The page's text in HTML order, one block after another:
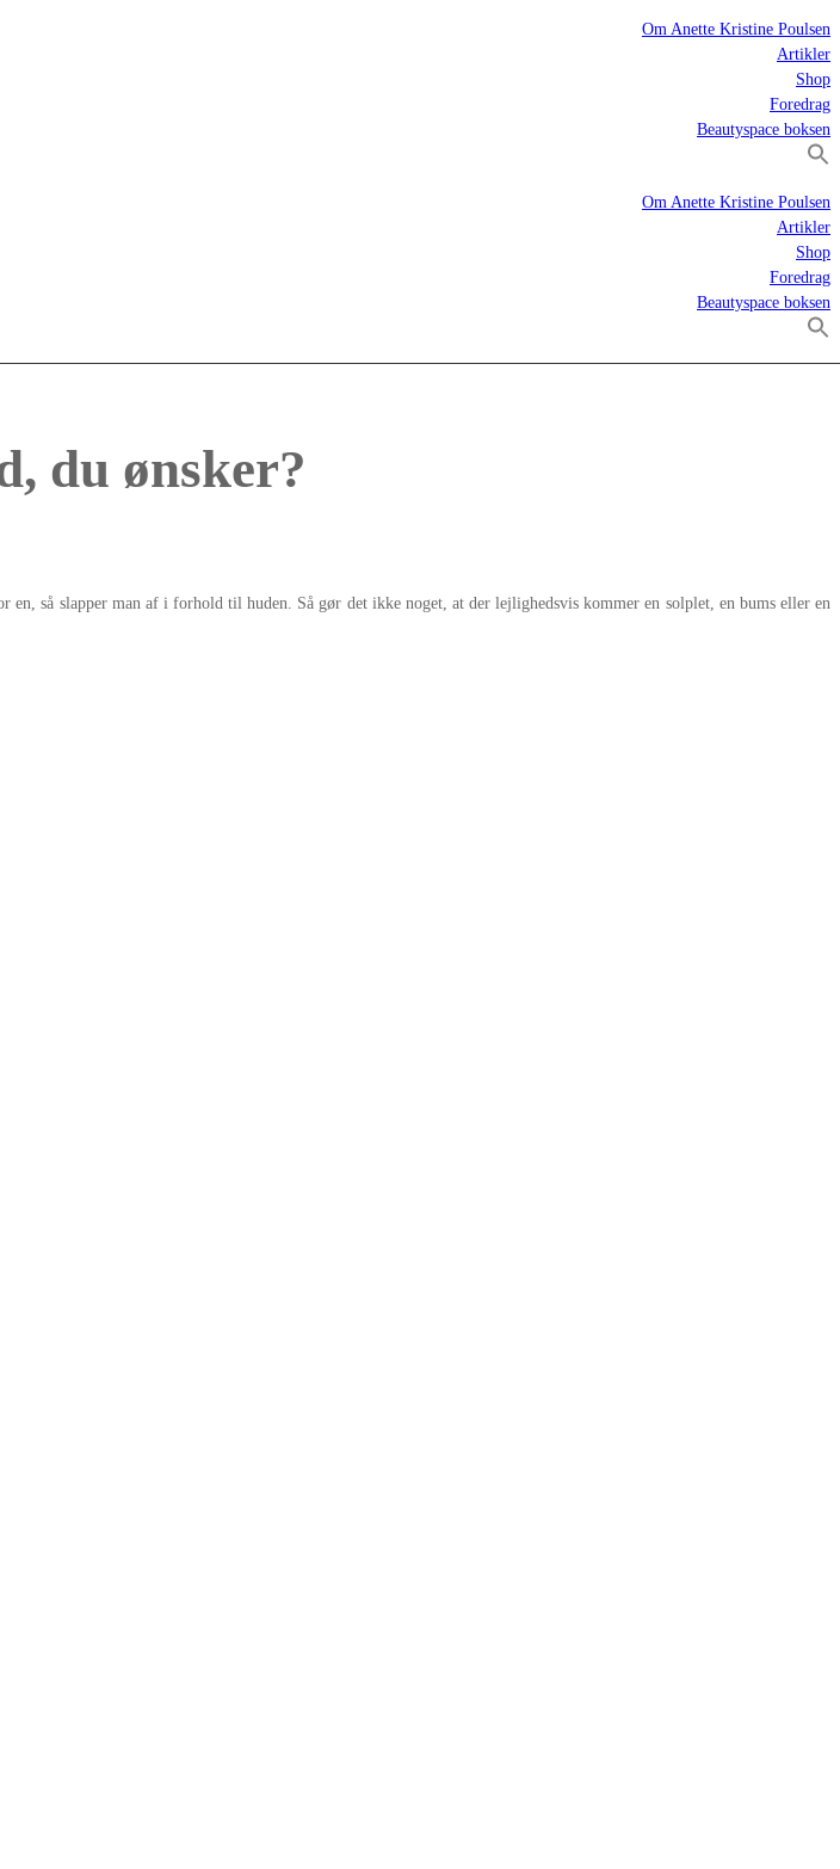
Om Anette Kristine Poulsen
Artikler
Shop
Foredrag
Beautyspace boksen
Om Anette Kristine Poulsen
Artikler
Shop
Foredrag
Beautyspace boksen
du ønsker?
så slapper man af i forhold til huden. Så gør det ikke noget, at der lejlighedsvis kommer en solplet, en bums eller en